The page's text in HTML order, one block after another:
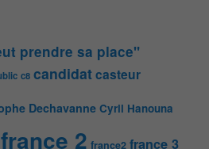
prendre sa place"
c8 candidatcasteur
Dechavanne Cyril Hanouna
france 2 france2 france 3